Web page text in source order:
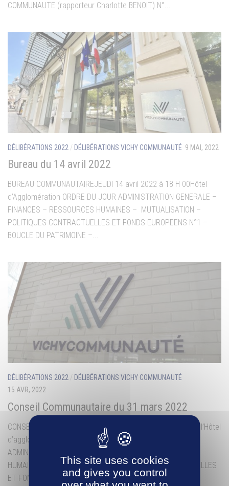
COMMUNAUTE (rapporteur Charlotte BENOIT) N°...
DÉLIBÉRATIONS 2022 / DÉLIBÉRATIONS VICHY COMMUNAUTÉ 9 MAI, 2022
Bureau du 14 avril 2022
BUREAU COMMUNAUTAIREJEUDI 14 avril 2022 à 18 H 00Hôtel
d’Agglomération ORDRE DU JOUR ADMINISTRATION GENERALE –
FINANCES – RESSOURCES HUMAINES – MUTUALISATION –
POLITIQUES CONTRACTUELLES ET FONDS EUROPEENS N°1 –
BOUCLE DU PATRIMOINE –...
DÉLIBÉRATIONS 2022 / DÉLIBÉRATIONS VICHY COMMUNAUTÉ
15 AVR, 2022
Conseil Communautaire du 31 mars 2022
CONSEIL COMMUNAUTAIREJEUDI 31 mars 2021 à 18 H 00à l’Hôtel
d’agglomération de Vichy Communauté ORDRE DU JOUR
ADMINISTRATION GENERALE – FINANCES – RESSOURCES
HUMAINES – MUTUALISATION – POLITIQUES CONTRACTUELLES
ET FONDS EUROPEENS N°1 –...
This site uses cookies
and gives you control